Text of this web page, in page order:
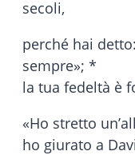
secoli,
perché hai
sempre»; *
la tua fedeltà è
«Ho stretto
ho giurato a